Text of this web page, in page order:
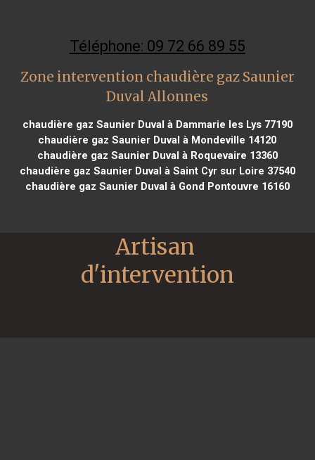
Téléphone: 09 72 66 89 55
Zone intervention chaudière gaz Saunier
Duval Allonnes
chaudière gaz Saunier Duval à Dammarie les Lys 77190
chaudière gaz Saunier Duval à Mondeville 14120
chaudière gaz Saunier Duval à Roquevaire 13360
chaudière gaz Saunier Duval à Saint Cyr sur Loire 37540
chaudière gaz Saunier Duval à Gond Pontouvre 16160
Artisan
d'intervention